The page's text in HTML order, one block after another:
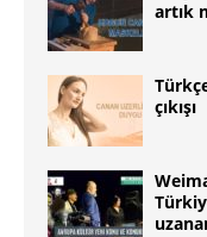
artık
çıkışı